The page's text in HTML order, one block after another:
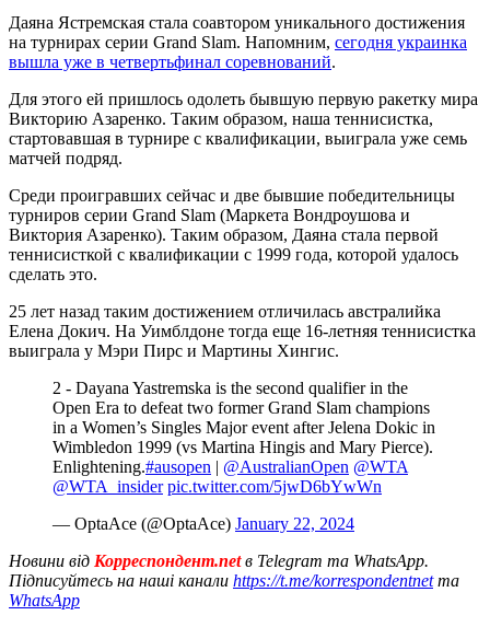
Даяна Ястремская стала соавтором уникального достижения
на турнирах серии Grand Slam. Напомним, сегодня украинка
вышла уже в четвертьфинал соревнований.
Для этого ей пришлось одолеть бывшую первую ракетку мира
Викторию Азаренко. Таким образом, наша теннисистка,
стартовавшая в турнире с квалификации, выиграла уже семь
матчей подряд.
Среди проигравших сейчас и две бывшие победительницы
турниров серии Grand Slam (Маркета Вондроушова и
Виктория Азаренко). Таким образом, Даяна стала первой
теннисисткой с квалификации с 1999 года, которой удалось
сделать это.
25 лет назад таким достижением отличилась австралийка
Елена Докич. На Уимблдоне тогда еще 16-летняя теннисистка
выиграла у Мэри Пирс и Мартины Хингис.
2 - Dayana Yastremska is the second qualifier in the
Open Era to defeat two former Grand Slam champions
in a Women’s Singles Major event after Jelena Dokic in
Wimbledon 1999 (vs Martina Hingis and Mary Pierce).
Enlightening.#ausopen | @AustralianOpen @WTA
@WTA_insider pic.twitter.com/5jwD6bYwWn
— OptaAce (@OptaAce) January 22, 2024
Новини від Корреспондент.netв Telegram та WhatsApp.
Підписуйтесь на наші канали https://t.me/korrespondentnetта
WhatsApp